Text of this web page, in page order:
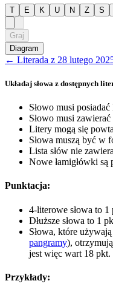
T E K U N Z S
Graj
Diagram
← Literada z 28 lutego
Układaj słowa z dostępnych
Słowo musi
Słowo musi
Litery mogą się
Słowa muszą być w
Lista słów nie
Nowe łamigłówki są
Punktacja:
4-literowe słowa to 1
Dłuższe słowa to 1
Słowa, które
pangramy),
jest więc wart 18 pkt.
Przykłady: